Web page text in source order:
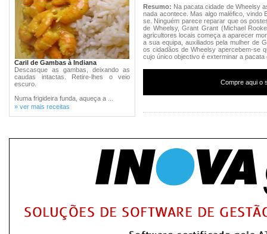
Caril de Gambas à Indiana
Descasque as gambas, deixando as
caudas intactas. Retire-lhes o veio
escuro.
Numa frigideira funda, aqueça a ...
» ver mais receitas
Resumo: Na pacata cidade de Wheelsy
nada acontece. Mas algo maléfico, vindo
se. Ninguém parece reparar que os
de Wheelsy, Grant Grant (Michael
agricultores locais começa a aparecer
a sua equipa, auxiliados pela mulher de
os cidadãos de Wheelsy apercebem-se
cujo único objectivo é exterminar a
Compre aqui o